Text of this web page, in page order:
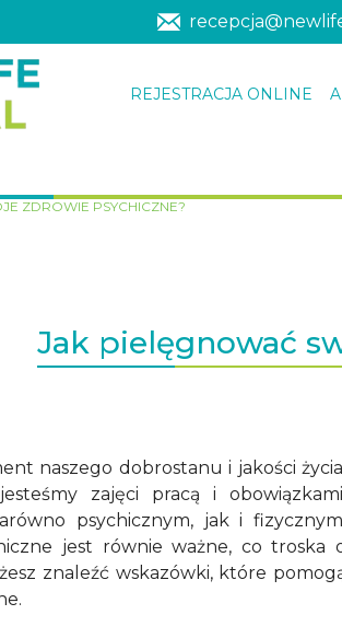
REJESTRACJA ONLINE
ZDROWIE PSYCHICZNE?
Jak pielęgnować
naszego dobrostanu i jakości
zajęci pracą i
psychicznym, jak i
jest równie ważne, co troska
znaleźć wskazówki, które